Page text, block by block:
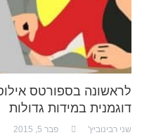
לראשונה בספורטס
דוגמנית במידות גדולות
שני רבינוביץ' פבר 5, 2015